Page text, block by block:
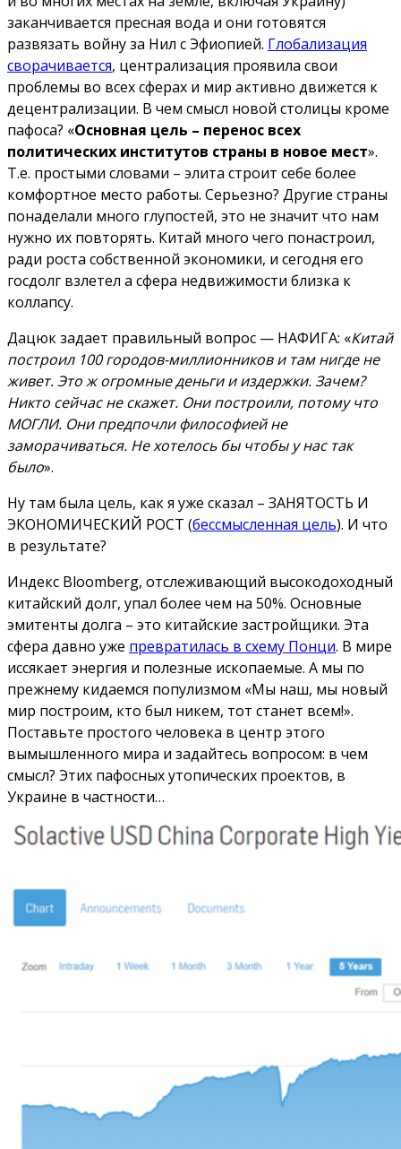
заканчивается пресная вода и они готовятся
развязать войну за Нил с Эфиопией. Глобализация
сворачивается, централизация проявила свои
проблемы во всех сферах и мир активно движется к
децентрализации. В чем смысл новой столицы кроме
пафоса? «Основная цель – перенос всех
политических институтов страны в новое мест».
Т.е. простыми словами – элита строит себе более
комфортное место работы. Серьезно? Другие страны
понаделали много глупостей, это не значит что нам
нужно их повторять. Китай много чего понастроил,
ради роста собственной экономики, и сегодня его
госдолг взлетел а сфера недвижимости близка к
коллапсу.
Дацюк задает правильный вопрос — НАФИГА: «Китай
построил 100 городов-миллионников и там нигде не
живет. Это ж огромные деньги и издержки. Зачем?
Никто сейчас не скажет. Они построили, потому что
МОГЛИ. Они предпочли философией не
заморачиваться. Не хотелось бы чтобы у нас так
было».
Ну там была цель, как я уже сказал – ЗАНЯТОСТЬ И
ЭКОНОМИЧЕСКИЙ РОСТ (бессмысленная цель). И что
в результате?
Индекс Bloomberg, отслеживающий высокодоходный
китайский долг, упал более чем на 50%. Основные
эмитенты долга – это китайские застройщики. Эта
сфера давно уже превратилась в схему Понци. В мире
иссякает энергия и полезные ископаемые. А мы по
прежнему кидаемся популизмом «Мы наш, мы новый
мир построим, кто был никем, тот станет всем!».
Поставьте простого человека в центр этого
вымышленного мира и задайтесь вопросом: в чем
смысл? Этих пафосных утопических проектов, в
Украине в частности…